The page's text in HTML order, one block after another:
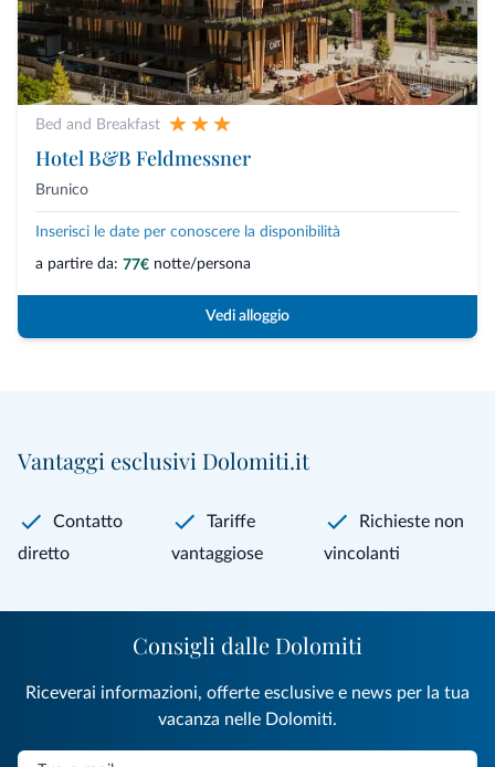
Bed and Breakfast
Hotel B&B Feldmessner
Brunico
Inserisci le date per conoscere la disponibilità
a partire da: 77€ notte/persona
Vedi alloggio
Vantaggi esclusivi Dolomiti.it
Contatto
diretto
Tariffe
vantaggiose
Richieste non
vincolanti
Consigli dalle Dolomiti
Riceverai informazioni, offerte esclusive e news per la tua
vacanza nelle Dolomiti.